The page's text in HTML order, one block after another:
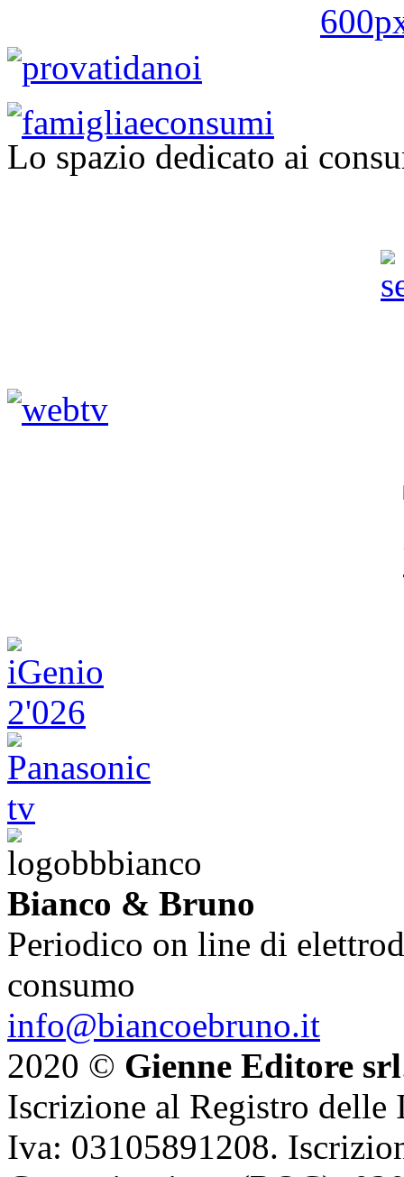
Lo spazio dedicato ai
Bianco & Bruno
Periodico on line di
consumo
info@biancoebruno.it
2020 © Gienne Editore srl
Iscrizione al Registro delle
Iva: 03105891208.